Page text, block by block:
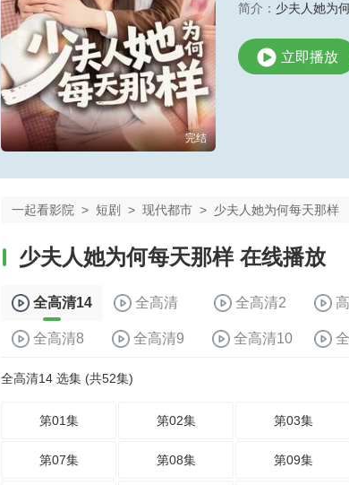
完结
简介： 少夫人她为
立即播放
一起看影院 > 短剧 > 现代都市 > 少夫人她为何每天那样
少夫人她为何每天那样 在线播放
全高清14 全高清 全高清2
全高清8 全高清9 全高清10
全高清14 选集 (共52集)
第01集 第02集 第03集
第07集 第08集 第09集